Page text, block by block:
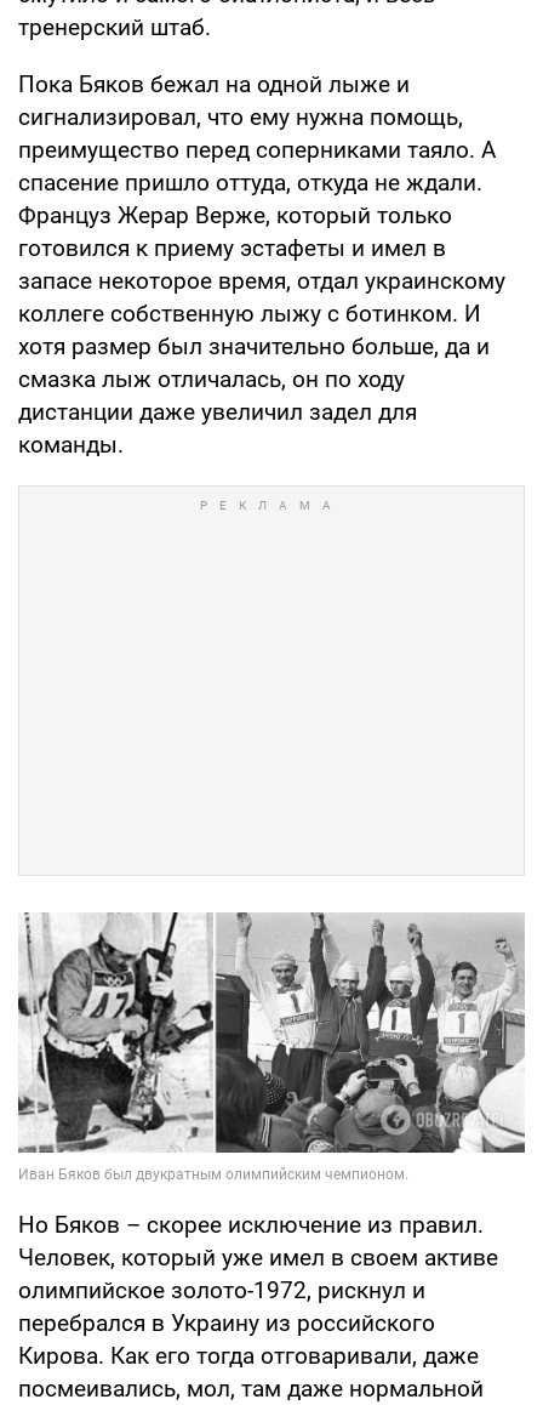
тренерский штаб.
Пока Бяков бежал на одной лыже и
сигнализировал, что ему нужна помощь,
преимущество перед соперниками таяло. А
спасение пришло оттуда, откуда не ждали.
Француз Жерар Верже, который только
готовился к приему эстафеты и имел в
запасе некоторое время, отдал украинскому
коллеге собственную лыжу с ботинком. И
хотя размер был значительно больше, да и
смазка лыж отличалась, он по ходу
дистанции даже увеличил задел для
команды.
Но Бяков – скорее исключение из правил.
Человек, который уже имел в своем активе
олимпийское золото-1972, рискнул и
перебрался в Украину из российского
Кирова. Как его тогда отговаривали, даже
посмеивались, мол, там даже нормальной